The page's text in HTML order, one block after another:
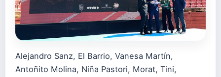
Alejandro Sanz, El Barrio, Vanesa Martín,
Antoñito Molina, Niña Pastori, Morat, Tini,